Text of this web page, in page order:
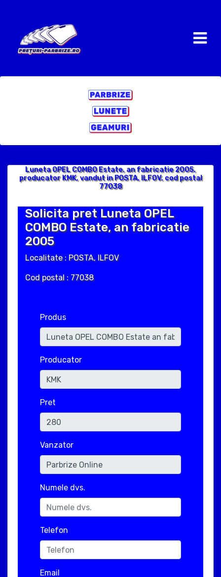
Luneta OPEL COMBO Estate, an fabricatie 2005,
producator KMK, vandut in POSTA, ILFOV, cod postal
77038
Solicita pret Luneta OPEL
COMBO Estate, an fabricatie
2005
Localitate : POSTA, ILFOV
Cod postal : 77038
Produs
Producator
Pret
Vanzator
Numele dvs.
Telefon
Email